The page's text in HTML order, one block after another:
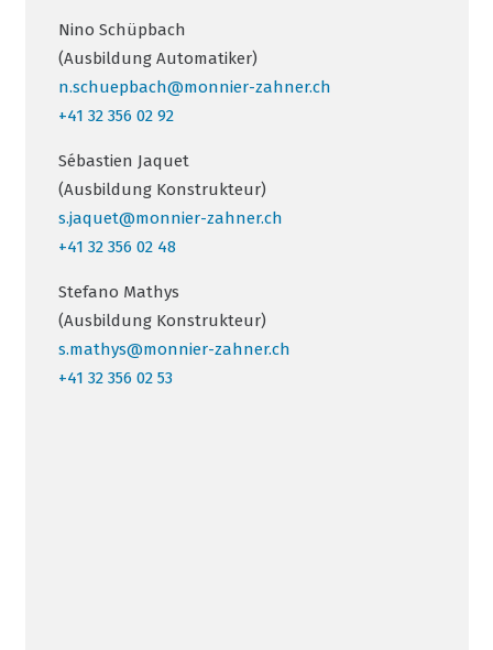
Nino Schüpbach
(Ausbildung Automatiker)
n.schuepbach@monnier-zahner.ch
+41 32 356 02 92
Sébastien Jaquet
(Ausbildung Konstrukteur)
s.jaquet@monnier-zahner.ch
+41 32 356 02 48
Stefano Mathys
(Ausbildung Konstrukteur)
s.mathys@monnier-zahner.ch
+41 32 356 02 53